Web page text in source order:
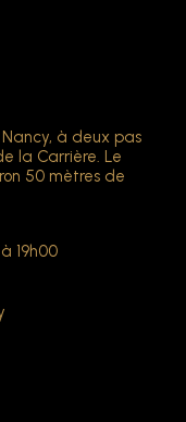
à deux pas
la Carrière. Le
50 mètres de
19h00